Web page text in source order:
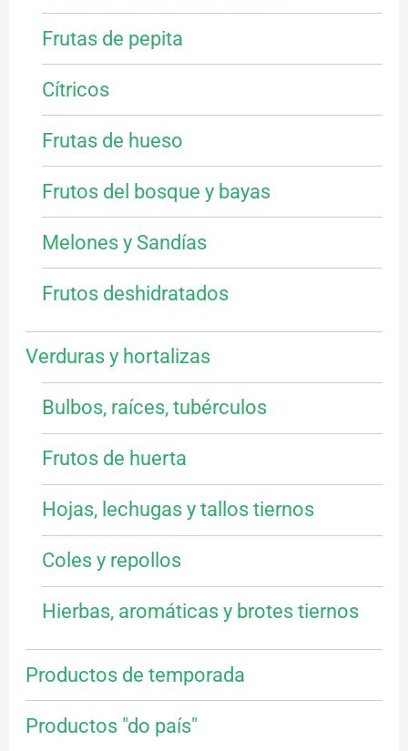
Frutas de pepita
Cítricos
Frutas de hueso
Frutos del bosque y bayas
Melones y Sandías
Frutos deshidratados
Verduras y hortalizas
Bulbos, raíces, tubérculos
Frutos de huerta
Hojas, lechugas y tallos tiernos
Coles y repollos
Hierbas, aromáticas y brotes tiernos
Productos de temporada
Productos "do país"